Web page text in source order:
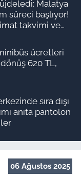
Malatya
süreci başlıyor!
takvimi ve
ücretleri
620 TL,
sıra dışı
anıta pantolon
06 Ağustos 2025